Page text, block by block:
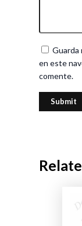
Guarda
en este
comente.